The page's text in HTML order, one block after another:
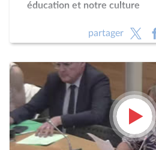
éducation et notre culture
partager